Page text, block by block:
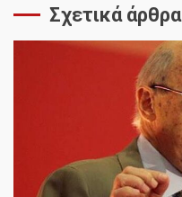
Σχετικά άρθρα